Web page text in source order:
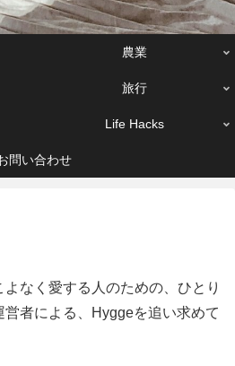
農業
旅行
Life Hacks
問い合わせ
なく愛する人のための、ひとり
者による、Hyggeを追い求めて